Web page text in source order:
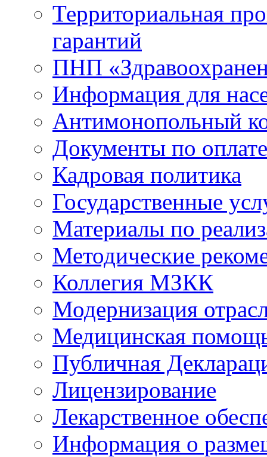
Территориальная
гарантий
ПНП
Информация для
Антимонопольный
Документы по
Кадровая политика
Государственные
Материалы по
Методические
Коллегия МЗКК
Модернизация
Медицинская
Публичная
Лицензирование
Лекарственное
Информация о